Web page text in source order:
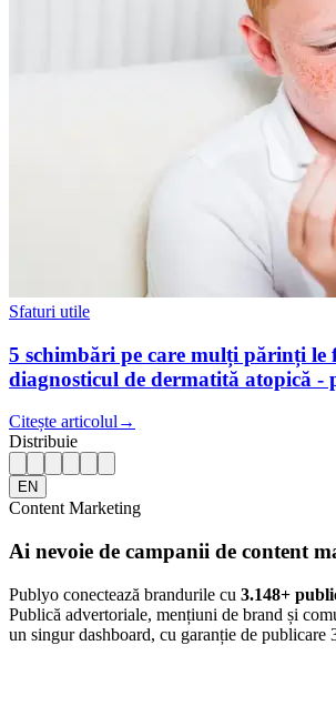
Sfaturi utile
5 schimbări pe care mulți părinți le
diagnosticul de dermatită atopică -
Citește articolul →
Distribuie
EN
Content Marketing
Ai nevoie de campanii de content
Publyo conectează brandurile cu 3.148+
Publică advertoriale, mențiuni de brand și
un singur dashboard, cu garanție de publicare